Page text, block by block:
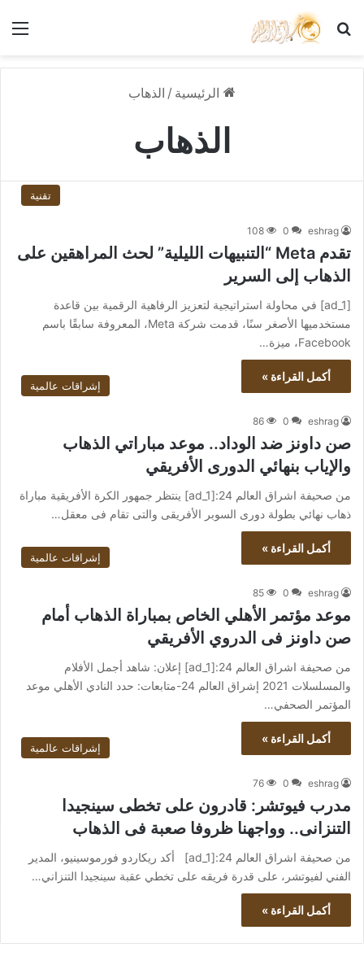
بحث عن
الرئيسية / الذهاب
الذهاب
تقنية
eshrag
0
108
تقدم Meta “التنبيهات الليلية” لحث المراهقين على
الذهاب إلى السرير
[ad_1] في محاولة استراتيجية لتعزيز الرفاهية الرقمية بين قاعدة
مستخدميها الأصغر سنًا، قدمت شركة Meta، المعروفة سابقًا باسم
Facebook، ميزة…
أكمل القراءة »
إشراقات عالمية
eshrag
0
86
صن داونز ضد الوداد.. موعد مباراتي الذهاب
والإياب بنهائي الدورى الأفريقي
من صحيفة اشراق العالم 24:[ad_1] ينتظر جمهور الكرة الأفريقية مباراة
ذهاب نهائي بطولة دورى السوبر الأفريقى والتى تقام فى معقل…
أكمل القراءة »
إشراقات عالمية
eshrag
0
85
موعد مؤتمر الأهلي الخاص بمباراة الذهاب أمام
صن داونز فى الدروي الأفريقي
من صحيفة اشراق العالم 24:[ad_1] إعلان: شاهد أجمل الأفلام
والمسلسلات 2021 إشراق العالم 24-متابعات: حدد النادي الأهلي موعد
المؤتمر الصحفي…
أكمل القراءة »
إشراقات عالمية
eshrag
0
76
مدرب فيوتشر: قادرون على تخطى سينجيدا
التنزانى.. وواجهنا ظروفا صعبة فى الذهاب
من صحيفة اشراق العالم 24:[ad_1] أكد ريكاردو فورموسينيو، المدير
الفني لفيوتشر، على قدرة فريقه على تخطي عقبة سينجيدا التنزاني…
أكمل القراءة »